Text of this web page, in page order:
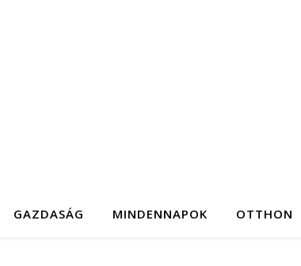
GAZDASÁG MINDENNAPOK OTTHON